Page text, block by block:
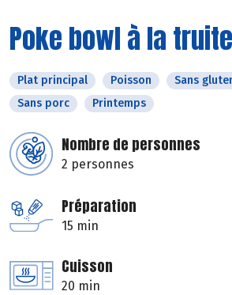
Poke bowl à la
Plat principal Poisson Sans
Sans porc
Printemps
Nombre de personnes
2 personnes
Préparation
15 min
Cuisson
20 min